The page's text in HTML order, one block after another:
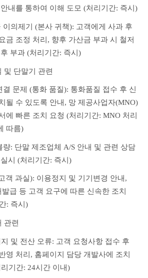
내를 통하여 이해 도모 (처리기간: 즉시)
이의제기 (본사 귀책): 고객에게 사과 후
금 조정 처리, 향후 가산금 부과 시 철저
부과 (처리기간: 즉시)
및 단말기 관련
결 문제 (통화 품질): 통화품질 접수 후 신
될 수 있도록 안내, 망 제공사업자(MNO)
에 빠른 조치 요청 (처리기간: MNO 처리
따름)
량: 단말 제조업체 A/S 안내 및 관련 상담
시 (처리기간: 즉시)
객 과실): 이용정지 및 기기변경 안내,
급 등 고객 요구에 따른 신속한 조치
: 즉시)
관련
및 전산 오류: 고객 요청사항 접수 후
영 처리, 홈페이지 담당 개발사에 조치
기간: 24시간 이내)